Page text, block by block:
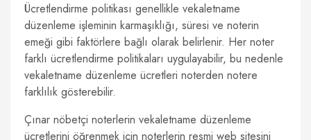
Ücretlendirme politikası genellikle vekaletname
düzenleme işleminin karmaşıklığı, süresi ve noterin
emeği gibi faktörlere bağlı olarak belirlenir. Her noter
farklı ücretlendirme politikaları uygulayabilir, bu nedenle
vekaletname düzenleme ücretleri noterden notere
farklılık gösterebilir.
Çınar nöbetçi noterlerin vekaletname düzenleme
ücretlerini öğrenmek için noterlerin resmi web sitesini